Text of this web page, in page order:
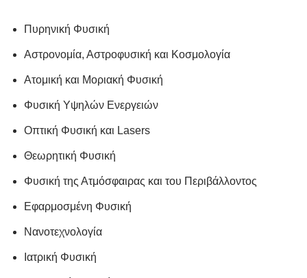
Πυρηνική Φυσική
Αστρονομία, Αστροφυσική και Κοσμολογία
Ατομική και Μοριακή Φυσική
Φυσική Υψηλών Ενεργειών
Οπτική Φυσική και Lasers
Θεωρητική Φυσική
Φυσική της Ατμόσφαιρας και του Περιβάλλοντος
Εφαρμοσμένη Φυσική
Νανοτεχνολογία
Ιατρική Φυσική